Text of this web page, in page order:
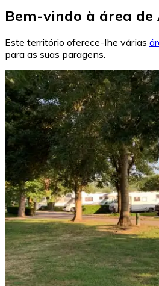
Bem-vindo à área de
Este território oferece-lhe várias
para as suas paragens.